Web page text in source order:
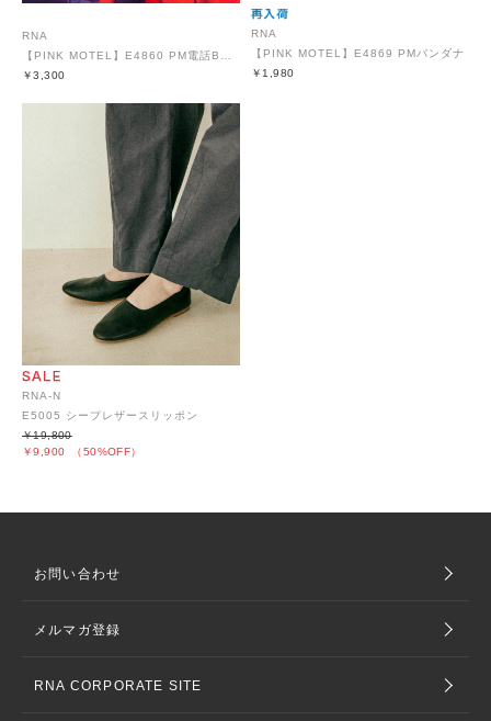
RNA
【PINK MOTEL】E4860 PM電話BOXポーチ
￥3,300
RNA
【PINK MOTEL】E4869 PMバンダナ
￥1,980
RNA-N
E5005 シープレザースリッポン
￥9,900 （50%OFF）
￥19,800
お問い合わせ
メルマガ登録
RNA CORPORATE SITE